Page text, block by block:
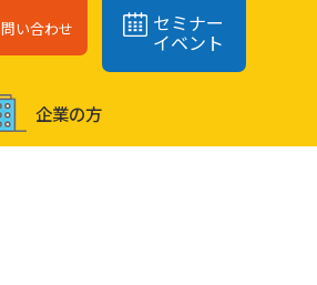
問い合わせ セミナー
イベント
企業の⽅